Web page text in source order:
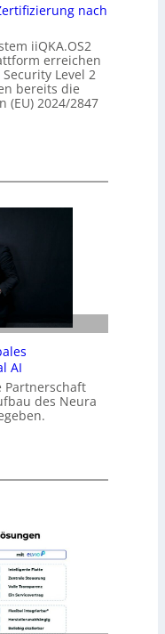
nach
iiQKA.OS2
erreichen
Level 2
bereits die
(EU) 2024/2847
AI
Partnerschaft
des Neura